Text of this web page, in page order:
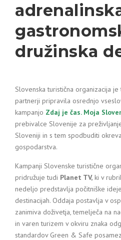
družinska
Slovenska turistična organizacija
partnerji pripravila osrednjo
kampanjo Zdaj je čas. Moja
prebivalce Slovenije za
Sloveniji in s tem spodbuditi
gospodarstva.
Kampanji Slovenske turistične
pridružuje tudi Planet TV, ki v
nedeljo predstavlja počitniške
destinacijah. Oddaja postavlja v
zanimiva doživetja, temelječa na
in varen turizem v okviru znaka
standardov Green & Safe